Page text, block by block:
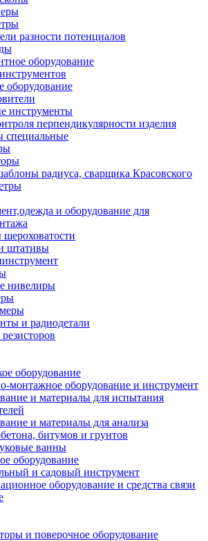
разности потенциалов
оборудование
оборудование
инструменты
перпендикулярности изделия
специальные
радиуса, сварщика Красовского
и оборудование для
штативы
нивелиры
и радиодетали
оборудование
монтажное оборудование и инструмент
и материалы для испытания
и материалы для анализа
битумов и грунтов
ванны
оборудование
и садовый инструмент
оборудование и средства связи
и поверочное оборудование